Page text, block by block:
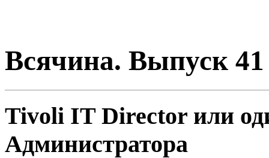
Всячина. Выпуск 41
Tivoli IT Director или
Администратора